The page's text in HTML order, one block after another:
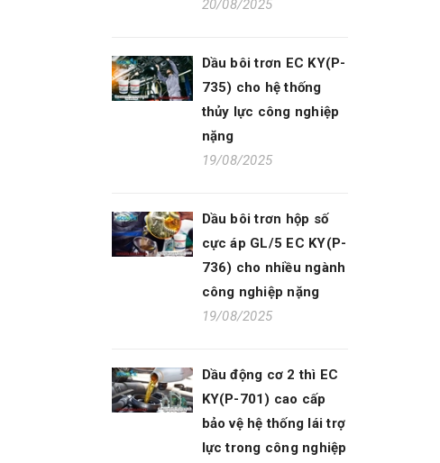
20/08/2025
Dầu bôi trơn EC KY(P-
735) cho hệ thống
thủy lực công nghiệp
nặng
19/08/2025
Dầu bôi trơn hộp số
cực áp GL/5 EC KY(P-
736) cho nhiều ngành
công nghiệp nặng
19/08/2025
Dầu động cơ 2 thì EC
KY(P-701) cao cấp
bảo vệ hệ thống lái trợ
lực trong công nghiệp